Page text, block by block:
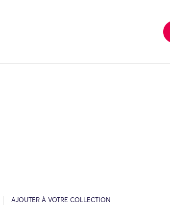
AJOUTER À VOTRE COLLECTION